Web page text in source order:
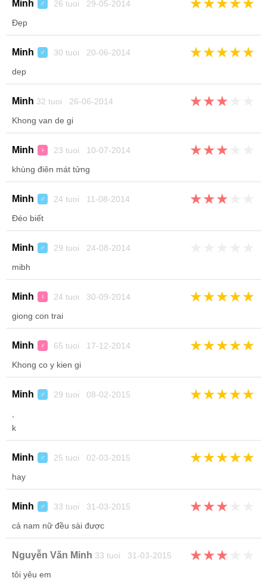
Minh ♂ 26 tuoi 29-05-2014 ★★★★★
Đẹp
Minh ♂ 30 tuoi 20-06-2014 ★★★★★
dep
Minh 32 tuoi 26-06-2014 ★★★
Khong van de gi
Minh ♀ 23 tuoi 10-07-2014 ★★★
khùng điên mát tửng
Minh ♂ 24 tuoi 11-08-2014 ★★★
Đéo biết
Minh ♂ 29 tuoi 24-08-2014
mibh
Minh ♀ 24 tuoi 30-09-2014 ★★★★★
giong con trai
Minh ♀ 65 tuoi 17-12-2014 ★★★★★
Khong co y kien gi
Minh ♂ 29 tuoi 08-02-2015 ★★★★★
k
Minh ♂ 25 tuoi 02-03-2015 ★★★★★
hay
Minh ♂ 33 tuoi 31-03-2015 ★★★
cả nam nữ đều sài được
Nguyễn Văn Minh 33 tuoi 31-03-2015 ★★★
tôi yêu em